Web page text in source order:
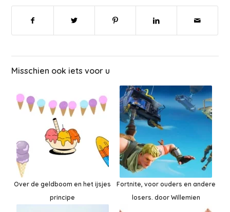
Misschien ook iets voor u
Over de geldboom en het ijsjes
principe
Fortnite, voor ouders en andere
losers. door Willemien